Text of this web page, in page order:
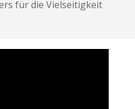
für die Vielseitigkeit